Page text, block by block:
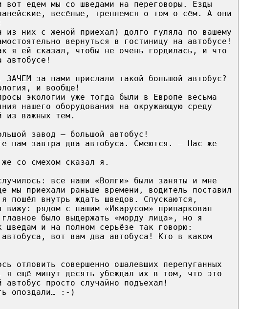
вот едем мы со шведами на переговоры. Езды
весёлые, треплемся о том о сём. А они
них с женой приехал) долго гуляла по вашему
вернуться в гостиницу на автобусе!
я ей сказал, чтобы не очень гордилась, и что
автобусе!
за нами прислали такой большой автобус?
и вообще!
экологии уже тогда были в Европе весьма
нашего оборудования на окружающую среду
из важных тем.
завод – большой автобус!
нам завтра два автобуса. Смеются. – Нас же
со смехом сказал я.
все наши «Волги» были заняты и мне
мы приехали раньше времени, водитель поставил
пошёл внутрь ждать шведов. Спускаются,
рядом с нашим «Икарусом» припаркован
было выдержать «морду лица», но я
шведам и на полном серьёзе так говорю:
вот вам два автобуса! Кто в каком
отловить совершенно ошалевших перепуганных
я ещё минут десять убеждал их в том, что это
просто случайно подъехал!
опоздали… :-)